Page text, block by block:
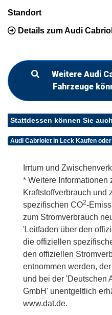
Standort
Details zum Audi
Weitere Audi
Fahrzeuge
Stattdessen können Sie
Audi Cabriolet in Leck Kaufen
Irrtum und
* Weitere Informationen
Kraftstoffverbrauch und
spezifischen CO2-
zum Stromverbrauch
'Leitfaden über den
die offiziellen
den offiziellen
entnommen werden,
und bei der 'Deutschen
GmbH' unentgeltlich
www.dat.de.